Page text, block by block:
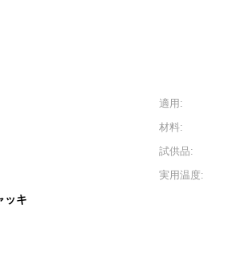
適用:
材料:
試供品:
実用温度:
ッキ